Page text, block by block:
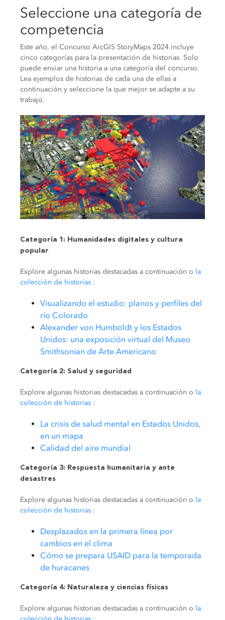
Seleccione una categoría de
competencia
Este año, el Concurso ArcGIS StoryMaps 2024 incluye
cinco categorías para la presentación de historias. Solo
puede enviar una historia a una categoría del concurso.
Lea ejemplos de historias de cada una de ellas a
continuación y seleccione la que mejor se adapte a su
trabajo.
Categoría 1: Humanidades digitales y cultura
popular
Explore algunas historias destacadas a continuación o la
colección de historias :
Visualizando el estudio: planos y perfiles del
río Colorado
Alexander von Humboldt y los Estados
Unidos: una exposición virtual del Museo
Smithsonian de Arte Americano
Categoría 2: Salud y seguridad
Explore algunas historias destacadas a continuación o la
colección de historias :
La crisis de salud mental en Estados Unidos,
en un mapa
Calidad del aire mundial
Categoría 3: Respuesta humanitaria y ante
desastres
Explore algunas historias destacadas a continuación o la
colección de historias :
Desplazados en la primera línea por
cambios en el clima
Cómo se prepara USAID para la temporada
de huracanes
Categoría 4: Naturaleza y ciencias físicas
Explore algunas historias destacadas a continuación o la